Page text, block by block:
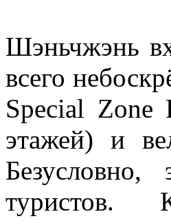
Шэньчжэнь
всего
Special Zone
этажей) и
туристов.